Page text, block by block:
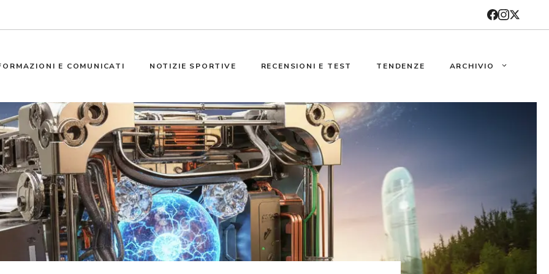
E COMUNICATI NOTIZIE SPORTIVE RECENSIONI E TEST TENDENZE ARCHIVIO